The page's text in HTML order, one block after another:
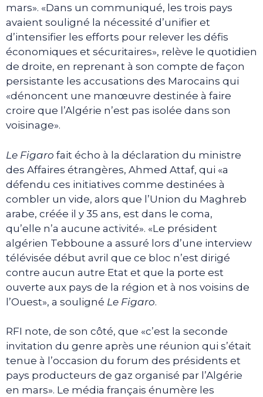
mars». «Dans un communiqué, les trois pays
avaient souligné la nécessité d’unifier et
d’intensifier les efforts pour relever les défis
économiques et sécuritaires», relève le quotidien
de droite, en reprenant à son compte de façon
persistante les accusations des Marocains qui
«dénoncent une manœuvre destinée à faire
croire que l’Algérie n’est pas isolée dans son
voisinage».
Le Figaro fait écho à la déclaration du ministre
des Affaires étrangères, Ahmed Attaf, qui «a
défendu ces initiatives comme destinées à
combler un vide, alors que l’Union du Maghreb
arabe, créée il y 35 ans, est dans le coma,
qu’elle n’a aucune activité». «Le président
algérien Tebboune a assuré lors d’une interview
télévisée début avril que ce bloc n’est dirigé
contre aucun autre Etat et que la porte est
ouverte aux pays de la région et à nos voisins de
l’Ouest», a souligné Le Figaro.
RFI note, de son côté, que «c’est la seconde
invitation du genre après une réunion qui s’était
tenue à l’occasion du forum des présidents et
pays producteurs de gaz organisé par l’Algérie
en mars». Le média français énumère les